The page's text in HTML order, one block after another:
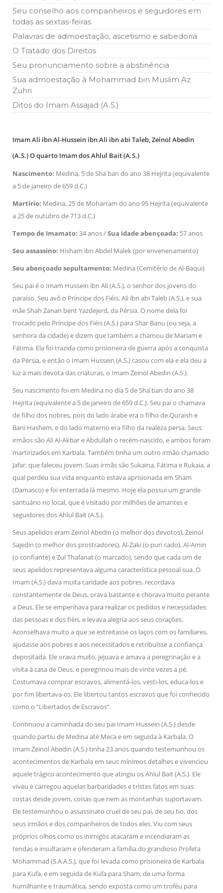
Em nome de Deus, O Clemente, O Misericordioso! O Centro
Islâmico no Brasil parabeniza a nação islâmica pela chegada
todos os irmãos e irmãs um novo
Falecimento do Imam Ali Ibn Al-Hussein
(A.S.)
Em nome de Deus, o Clemente, o Misericordioso! Diante da
data em que relembramos o martírio do quarto Imam dos
(A.S.), conhecido por “Zein Al-Ábidin” (Formosura
ministro das Relações Exteriores da
Na noite da quinta-feira, 03 de Abril, o Centro Islâmico no
Relações Exteriores da República Islâmica do Irã, Sr. Kamal
Seu conselho aos companheiros e seguidores em
todas as sextas-feiras
Palavras de admoestação, ascetismo e sabedoria
O Tratado dos Direitos
Seu pronunciamento sobre a abstinência
Sua admoestação à Mohammad bin Muslim Az
Zuhri
Ditos do Imam Assajad (A.S.)
Imam Ali ibn Al-Hussein ibn Ali ibn abi Taleb, Zeinol Abedin
(A.S.) O quarto Imam dos Ahlul Bait (A.S.)
Nascimento: Medina, 5 de Sha ́ban do ano 38 Hejrita (equivalente
a 5 de janeiro de 659 d.C.)
Martírio: Medina, 25 de Moharram do ano 95 Hejrita (equivalente
a 25 de outubro de 713 d.C.)
Tempo de Imamato: 34 anos /Sua idade abençoada: 57 anos
Seu assassino: Hisham ibn Abdel Malek (por envenenamento)
Seu abençoado sepultamento: Medina (Cemitério de Al-Baqui)
Seu pai é o Imam Hussein ibn Ali (A.S.), o senhor dos jovens do
paraíso. Seu avô o Príncipe dos Fiéis, Ali ibn abi Taleb (A.S.), e sua
mãe Shah Zanan bent Yazdejerd, da Pérsia. O nome dela foi
trocado pelo Príncipe dos Fiéis (A.S.) para Shar Banu (ou seja, a
senhora da cidade) e dizem que também a chamou de Mariam e
Fátima. Ela foi trazida como prisioneira de guerra após a conquista
da Pérsia, e então o Imam Hussein (A.S.) casou com ela e ela deu a
luz à mais devota das criaturas, o Imam Zeinol Abedin (A.S.).
Seu nascimento foi em Medina no dia 5 de Sha ́ban do ano 38
Hejrita (equivalente a 5 de janeiro de 659 d.C.). Seu pai o chamava
de filho dos nobres, pois do lado árabe era o filho de Quraish e
Bani Hashem, e do lado materno era filho da realeza persa. Seus
irmãos são Ali Al-Akbar e Abdullah o recém-nascido, e ambos foram
martirizados em Karbala. Também tinha um outro irmão chamado
Jafar, que faleceu jovem. Suas irmãs são Sukaina, Fátima e Rukaia, a
qual perdeu sua vida enquanto estava aprisionada em Sham
(Damasco) e foi enterrada lá mesmo. Hoje ela possui um grande
santuário no local, que é visitado por milhões de amantes e
seguidores dos Ahlul Bait (A.S.).
Seus apelidos eram Zeinol Abedin (o melhor dos devotos), Zeinol
Sajedin (o melhor dos prostradores), Al-Zaki (o puri cado), Al-Amin
(o confiante) e Zul Thafanat (o marcado), sendo que cada um de
seus apelidos representava alguma característica pessoal sua. O
Imam (A.S.) dava muita caridade aos pobres, recordava
constantemente de Deus, orava bastante e chorava muito perante
a Deus. Ele se empenhava para realizar os pedidos e necessidades
das pessoas e dos fiéis, e levava alegria aos seus corações.
Aconselhava muito a que se estreitasse os laços com os familiares,
ajudasse aos pobres e aos necessitados e retribuísse a confiança
depositada. Ele orava muito, jejuava e amava a peregrinação e a
visita à casa de Deus, e peregrinou mais de vinte vezes a pé.
Costumava comprar escravos, alimentá-los, vesti-los, educa-los e
por fim libertava-os. Ele libertou tantos escravos que foi conhecido
como o “Libertados de Escravos”.
Continuou a caminhada do seu pai Imam Hussein (A.S.) desde
quando partiu de Medina até Meca e em seguida à Karbala. O
Imam Zeinol Abedin (A.S.) tinha 23 anos quando testemunhou os
acontecimentos de Karbala em seus mínimos detalhes e vivenciou
aquele trágico acontecimento que atingiu os Ahlul Bait (A.S.). Ele
viveu e carregou aquelas barbaridades e tristes fatos em suas
costas desde jovem, coisas que nem as montanhas suportavam.
Ele testemunhou o assassinato cruel de seu pai, de seu tio, dos
seus irmãos e dos companheiros de todos eles. Viu com seus
próprios olhos como os inimigos atacaram e incendiaram as
tendas e insultaram e ofenderam a família do grandioso Profeta
Mohammad (S.A.A.S.), que foi levada como prisioneira de Karbala
para Kufa, e em seguida de Kufa para Sham, de uma forma
humilhante e traumática, sendo exposta como um troféu para